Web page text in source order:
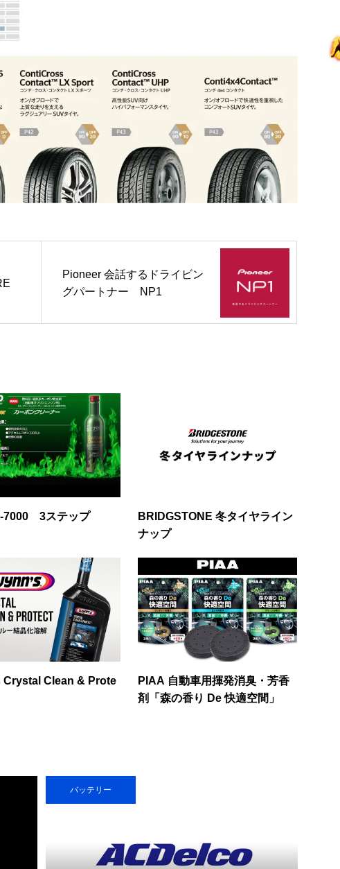
Pioneer 会話するドライビン
グパートナー NP1
7000 3ステップ
BRIDGSTONE 冬タイヤライン
ナップ
Crystal Clean & Prote
PIAA 自動車用揮発消臭・芳香
剤「森の香り De 快適空間」
バッテリー